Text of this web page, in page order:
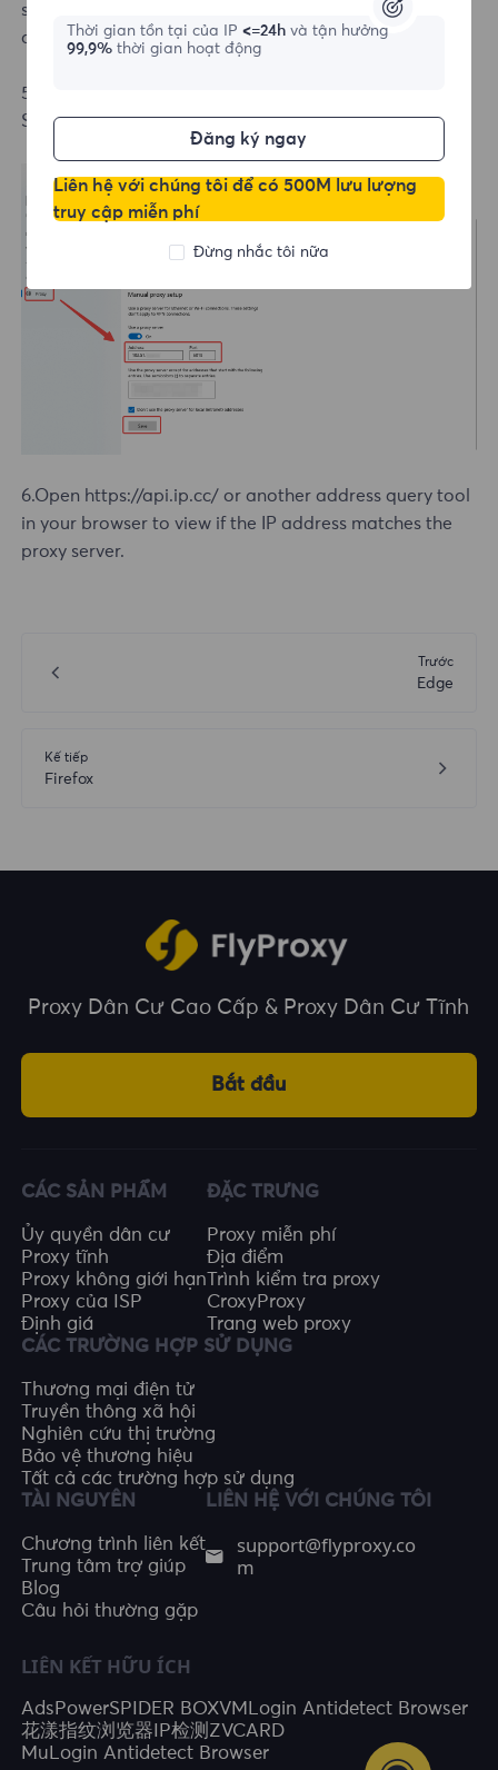
system: Windows or macOS. Here, Windows is used as
an example.
5.Enter the address and port information, then click
Save.
6.Open https://api.ip.cc/ or another address query tool
in your browser to view if the IP address matches the
proxy server.
Trước
Edge
Kế tiếp
Firefox
Proxy Dân Cư Cao Cấp & Proxy Dân Cư Tĩnh
Bắt đầu
CÁC SẢN PHẨM
Ủy quyền dân cư
Proxy tĩnh
Proxy không giới hạn
Proxy của ISP
Định giá
ĐẶC TRƯNG
Proxy miễn phí
Địa điểm
Trình kiểm tra proxy
CroxyProxy
Trang web proxy
CÁC TRƯỜNG HỢP SỬ DỤNG
Thương mại điện tử
Truyền thông xã hội
Nghiên cứu thị trường
Bảo vệ thương hiệu
Tất cả các trường hợp sử dụng
TÀI NGUYÊN
Chương trình liên kết
Trung tâm trợ giúp
Blog
Câu hỏi thường gặp
LIÊN HỆ VỚI CHÚNG TÔI
support@flyproxy.co
m
LIÊN KẾT HỮU ÍCH
AdsPowerSPIDER BOXVMLogin Antidetect Browser
花漾指纹浏览器 IP检测 ZVCARD
MuLogin Antidetect Browser
Thời gian tồn tại của IP <=24h và tận hưởng
99,9%thời gian hoạt động
Đăng ký ngay
Liên hệ với chúng tôi để có 500M lưu lượng
truy cập miễn phí
Đừng nhắc tôi nữa